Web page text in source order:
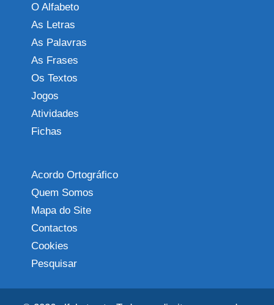
O Alfabeto
As Letras
As Palavras
As Frases
Os Textos
Jogos
Atividades
Fichas
Acordo Ortográfico
Quem Somos
Mapa do Site
Contactos
Cookies
Pesquisar